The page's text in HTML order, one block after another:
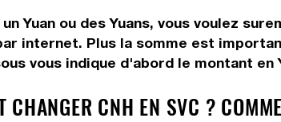
un Yuan ou des Yuans, vous voulez
internet. Plus la somme est
vous indique d'abord le montant
CHANGER CNH EN SVC ?